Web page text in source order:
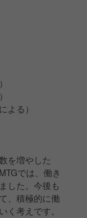
よる）
を増やした
では、働き
した。今後も
、積極的に働
く考えです。